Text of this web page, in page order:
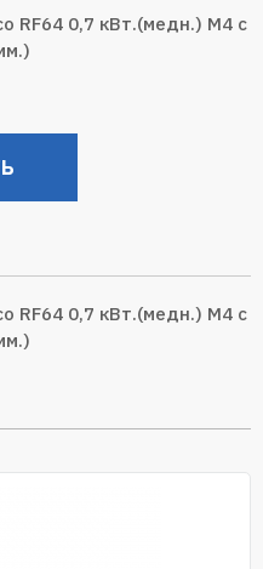
RF64 0,7 кВт.(медн.) M4 с
RF64 0,7 кВт.(медн.) M4 с